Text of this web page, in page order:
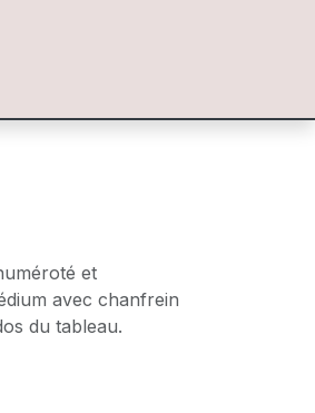
et
avec chanfrein
du tableau.